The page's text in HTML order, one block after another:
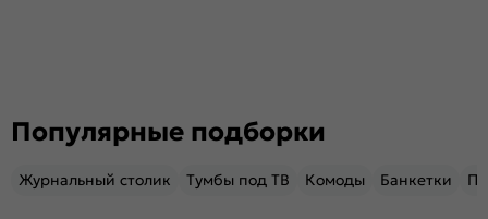
Популярные подборки
Журнальный столик Тумбы под ТВ Комоды Банкетки